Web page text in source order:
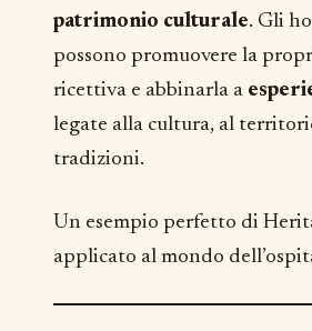
patrimonio culturale. Gli
possono promuovere la
ricettiva e abbinarla a
legate alla cultura, al
tradizioni.
Un esempio perfetto di
applicato al mondo